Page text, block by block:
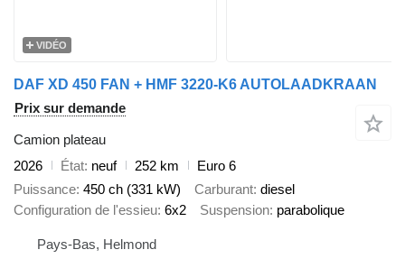
VIDÉO
DAF XD 450 FAN + HMF 3220-K6 AUTOLAADKRAAN
Prix sur demande
Camion plateau
2026
État neuf 252 km
Euro 6
Puissance 450 ch (331 kW) Carburant diesel
Configuration de l'essieu 6x2 Suspension parabolique
Pays-Bas, Helmond